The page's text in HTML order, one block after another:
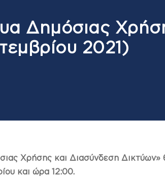
Δημόσιας
2021)
Χρήσης και Διασύνδεση Δικτύων»
και ώρα 12:00.